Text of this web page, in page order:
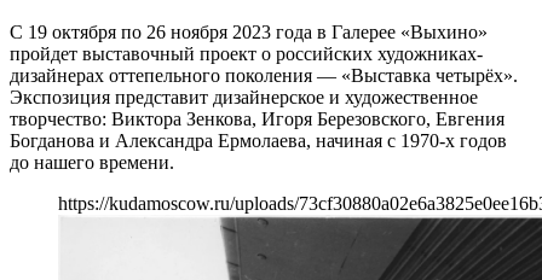
С 19 октября по 26 ноября 2023 года в Галерее «Выхино»
пройдет выставочный проект о российских художниках-
дизайнерах оттепельного поколения — «Выставка четырёх».
Экспозиция представит дизайнерское и художественное
творчество: Виктора Зенкова, Игоря Березовского, Евгения
Богданова и Александра Ермолаева, начиная с 1970-х годов
до нашего времени.
https://kudamoscow.ru/uploads/